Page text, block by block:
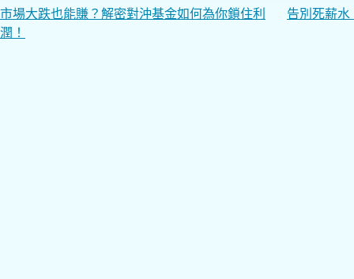
文
章
市場大跌也能賺？解密對沖基金如何為你鎖住利
潤！
告別死薪